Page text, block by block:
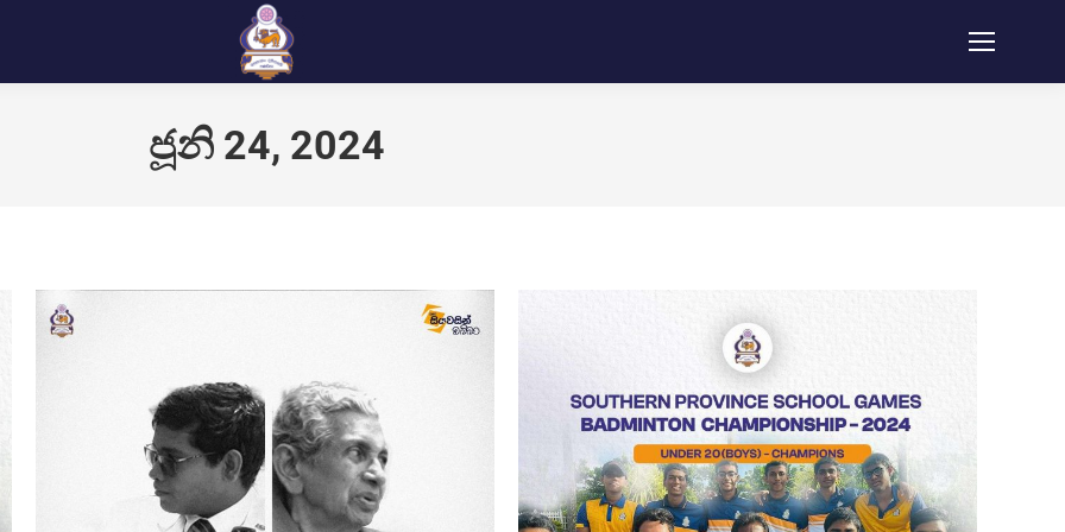
ජූනි 24, 2024